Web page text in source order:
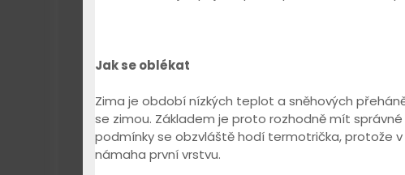
Jak se oblékat
Zima je období nízkých teplot a sněhových
se zimou. Základem je proto rozhodně mít
podmínky se obzvláště hodí termotrička, protože
námaha první vrstvu.